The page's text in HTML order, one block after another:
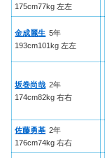
175cm77kg 左左
金成麗生 5年
193cm101kg 左左
坂巻尚哉 2年
174cm82kg 右右
佐藤勇基 2年
176cm74kg 右右